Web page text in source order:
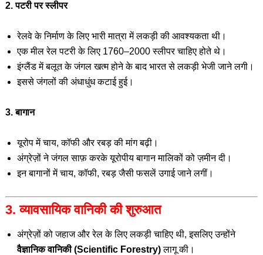
2. पटरी पर स्लीपर
रेलवे के निर्माण के लिए भारी मात्रा में लकड़ी की आवश्यकता थी।
एक मील रेल पटरी के लिए 1760–2000 स्लीपर चाहिए होते थे।
इंग्लैंड में बलूत के जंगल खत्म होने के बाद भारत से लकड़ी भेजी जाने लगी।
इससे जंगलों की अंधाधुंध कटाई हुई।
3. बागान
यूरोप में चाय, कॉफी और रबड़ की मांग बढ़ी।
अंग्रेज़ों ने जंगल साफ़ करके यूरोपीय बागान मालिकों को ज़मीन दी।
इन बागानों में चाय, कॉफी, रबड़ जैसी फसलें उगाई जाने लगीं।
3. व्यावसायिक वानिकी की शुरुआत
अंग्रेज़ों को जहाज और रेल के लिए लकड़ी चाहिए थी, इसलिए उन्होंने
वैज्ञानिक वानिकी (Scientific Forestry)लागू की।